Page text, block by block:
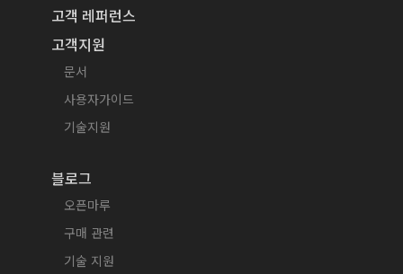
고객 레퍼런스
고객지원
문서
사용자가이드
기술지원
블로그
오픈마루
구매 관련
기술 지원